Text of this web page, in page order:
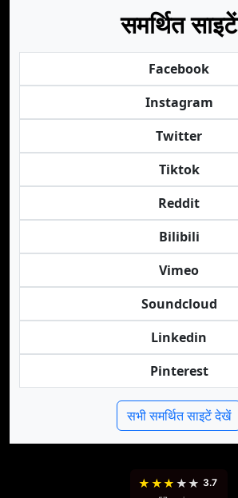
समर्थित साइटें
Facebook
Instagram
Twitter
Tiktok
Reddit
Bilibili
Vimeo
Soundcloud
Linkedin
Pinterest
सभी समर्थित साइटें देखें
★ ★★ ★★ 3.7